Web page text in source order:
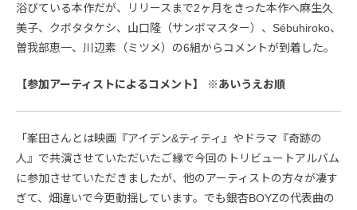
浴びている本作だが、リリースまで2ヶ月をきった本作へ麻生久
美子、クボタタケシ、山口隆（サンボマスター）、Sébuhiroko、
曽我部恵一、川辺素（ミツメ）の6組からコメントが到着した。
【参加アーティストによるコメント】 ※あいうえお順
「峯田さんとは映画『アイデン&ティティ』やドラマ『奇跡の
人』で共演させていただいたご縁で今回のトリビュートアルバム
に参加させていただきましたが、他のアーティストの方々が凄す
ぎて、畑違いで今更動揺しています。でも銀杏BOYZの代表曲の